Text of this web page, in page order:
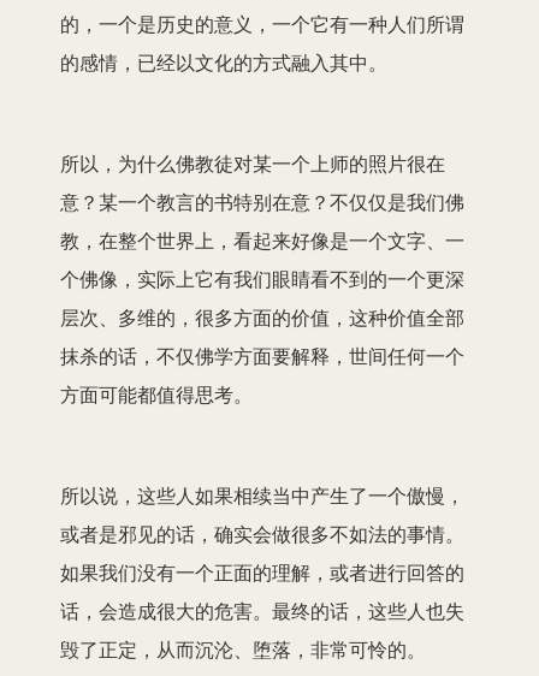
的，一个是历史的意义，一个它有一种人们所谓
的感情，已经以文化的方式融入其中。
所以，为什么佛教徒对某一个上师的照片很在
意？某一个教言的书特别在意？不仅仅是我们佛
教，在整个世界上，看起来好像是一个文字、一
个佛像，实际上它有我们眼睛看不到的一个更深
层次、多维的，很多方面的价值，这种价值全部
抹杀的话，不仅佛学方面要解释，世间任何一个
方面可能都值得思考。
所以说，这些人如果相续当中产生了一个傲慢，
或者是邪见的话，确实会做很多不如法的事情。
如果我们没有一个正面的理解，或者进行回答的
话，会造成很大的危害。最终的话，这些人也失
毁了正定，从而沉沦、堕落，非常可怜的。